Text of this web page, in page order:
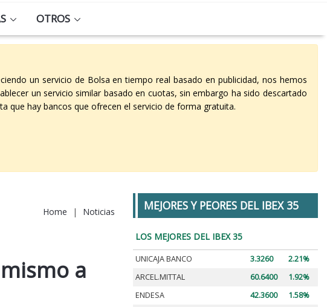
OTROS
un servicio de Bolsa en tiempo real basado en publicidad, nos hemos
un servicio similar basado en cuotas, sin embargo ha sido descartado
que hay bancos que ofrecen el servicio de forma gratuita.
Home | Noticias
a
MEJORES Y PEORES DEL IBEX 35
LOS MEJORES DEL IBEX 35
UNICAJA BANCO 3.3260
2.21%
ARCEL.MITTAL
60.6400
1.92%
ENDESA
42.3600
1.58%